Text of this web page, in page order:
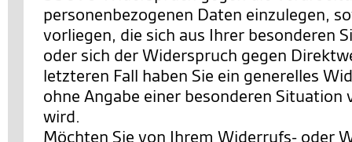
personenbezogenen Daten einzulegen,
vorliegen, die sich aus Ihrer besonderen
oder sich der Widerspruch gegen
letzteren Fall haben Sie ein generelles
ohne Angabe einer besonderen Situation
wird.
Möchten Sie von Ihrem Widerrufs- oder